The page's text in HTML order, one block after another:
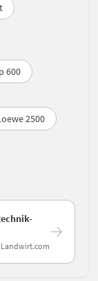
600
2500